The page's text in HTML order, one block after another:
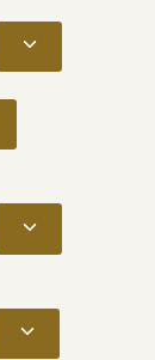
Untermenü
umschalten
Untermenü
umschalten
Untermenü